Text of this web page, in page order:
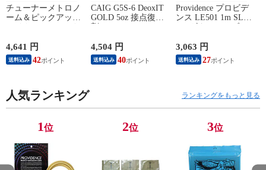
チューナーメトロノ
ーム＆ピックアップ
スペシャルパック ブ
ラック
4,641 円
送料込み 42
CAIG G5S-6 DeoxIT
GOLD 5oz 接点復活
剤
4,504 円
送料込み 40
Providence プロビデ
ンス LE501 1m SL
YL ギターケーブル
3,063 円
送料込み 27
人気ランキング ランキングをもっと見る
1位 2位 3位